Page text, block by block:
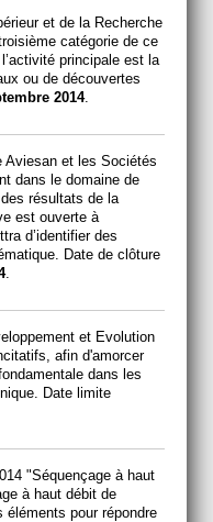
et de la Recherche
catégorie de ce
principale est la
ou de découvertes
2014.
Aviesan et les Sociétés
dans le domaine de
résultats de la
est ouverte à
d’identifier des
Date de clôture
.
et Evolution
afin d'amorcer
dans les
Date limite
"Séquençage à haut
à haut débit de
pour répondre